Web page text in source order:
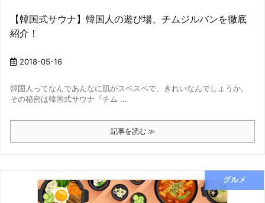
【韓国式サウナ】韓国人の遊び場、チムジルバンを徹底
紹介！
2018-05-16
韓国人ってなんであんなに肌がスベスベで、きれいなんでしょうか。
その秘密は韓国式サウナ『チム ...
記事を読む ≫
グルメ